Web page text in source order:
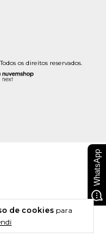
de cookies para
WhatsApp
os direitos reservados.